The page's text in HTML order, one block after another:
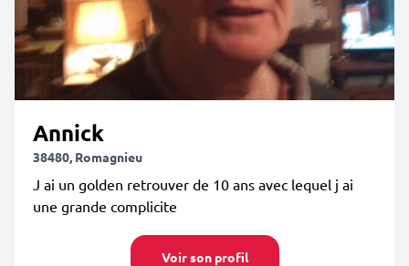
Annick
38480, Romagnieu
J ai un golden retrouver de 10 ans avec lequel j ai
une grande complicite
Voir son profil